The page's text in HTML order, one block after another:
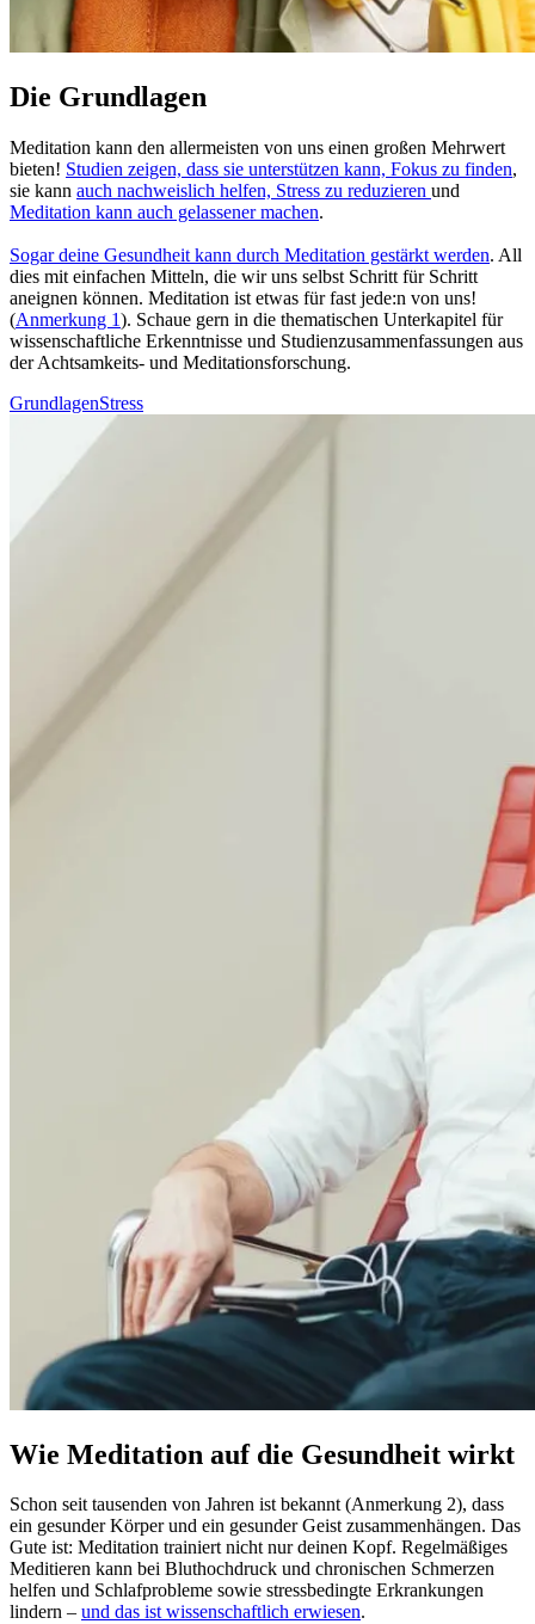
Die Grundlagen
Meditation kann den allermeisten von uns einen großen Mehrwert
bieten! Stu­dien zeigen, dass sie unterstützen kann, Fokus zu finden,
sie kann auch nachweislich helfen, Stress zu redu­zie­ren und
Meditation kann auch gelas­se­ner machen.
Sogar deine Gesund­heit kann durch Medi­ta­tion gestärkt werden. All
dies mit ein­fa­chen Mit­teln, die wir uns selbst Schritt für Schritt
aneignen können. Meditation ist etwas für fast jede:n von uns!
(Anmerkung 1). Schaue gern in die thematischen Unterkapitel für
wissenschaftliche Erkenntnisse und Studienzusammenfassungen aus
der Achtsamkeits- und Meditationsforschung.
GrundlagenStress
Wie Meditation auf die Gesundheit wirkt
Schon seit tau­sen­den von Jahren ist bekannt (Anmerkung 2), dass
ein gesun­der Körper und ein gesun­der Geist zusam­men­hän­gen. Das
Gute ist: Medi­ta­tion trai­niert nicht nur deinen Kopf. Regel­mä­ßi­ges
Medi­tie­ren kann bei Blut­hoch­druck und chronischen Schmerzen
helfen und Schlaf­pro­ble­me sowie stress­be­ding­te Erkran­kun­gen
lindern – und das ist wissenschaftlich erwiesen.